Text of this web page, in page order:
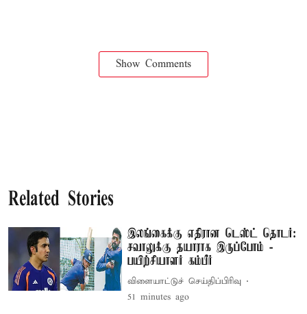
Show Comments
Related Stories
இலங்கைக்கு எதிரான டெஸ்ட் தொடர்:
சவாலுக்கு தயாராக இருப்போம் -
பயிற்சியாளர் கம்பீர்
விளையாட்டுச் செய்திப்பிரிவு
51 minutes ago